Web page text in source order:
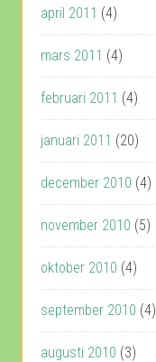
april 2011 (4)
mars 2011 (4)
februari 2011 (4)
januari 2011 (20)
december 2010 (4)
november 2010 (5)
oktober 2010 (4)
september 2010 (4)
augusti 2010 (3)